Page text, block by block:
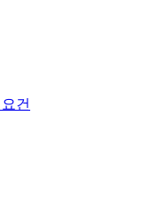
건